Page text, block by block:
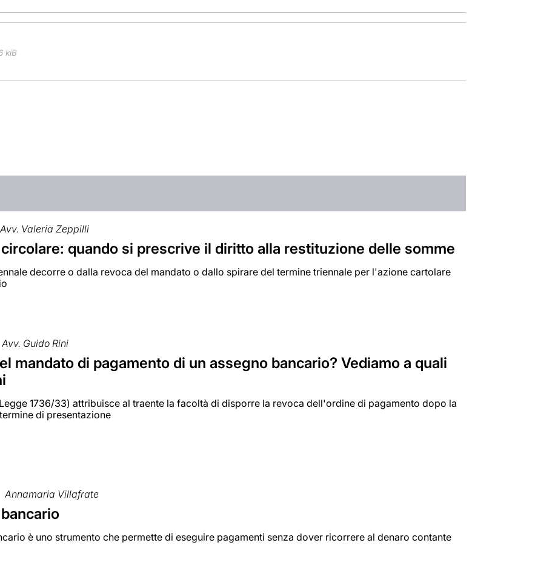
kiB
Avv. Valeria Zeppilli
quando si prescrive il diritto alla restituzione delle somme
decorre o dalla revoca del mandato o dallo spirare del termine triennale per l'azione cartolare
Avv. Guido Rini
mandato di pagamento di un assegno bancario? Vediamo a quali
1736/33) attribuisce al traente la facoltà di disporre la revoca dell'ordine di pagamento dopo la
di presentazione
Annamaria Villafrate
è uno strumento che permette di eseguire pagamenti senza dover ricorrere al denaro contante